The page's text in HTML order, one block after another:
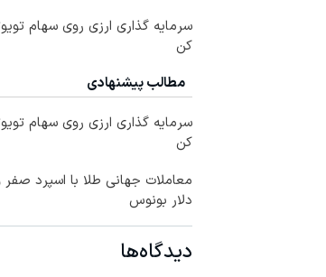
سرمایه گذاری ارزی روی سهام
کن
مطالب پیشنهادی
سرمایه گذاری ارزی روی سهام
کن
دلار بونوس
دیدگاه‌ها